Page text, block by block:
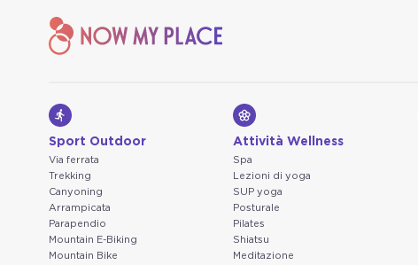
Sport Outdoor
Via ferrata
Trekking
Canyoning
Arrampicata
Parapendio
Mountain E-Biking
Mountain Bike
Attività Wellness
Spa
Lezioni di yoga
SUP yoga
Posturale
Pilates
Shiatsu
Meditazione